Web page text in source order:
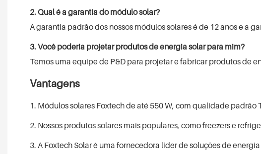
2. Qual é a garantia do módulo solar?
A garantia padrão dos nossos módulos solares é de 12 anos e a
3. Você poderia projetar produtos de energia solar para mim?
Temos uma equipe de P&D para projetar e fabricar produtos de
Vantagens
1. Módulos solares Foxtech de até 550 W, com qualidade padrão
2. Nossos produtos solares mais populares, como freezers e
3. A Foxtech Solar é uma fornecedora líder de soluções de energia